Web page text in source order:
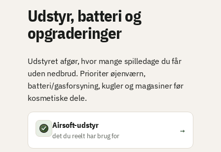
Udstyr, batteri og
opgraderinger
Udstyret afgør, hvor mange spilledage du får
uden nedbrud. Prioriter øjenværn,
batteri/gasforsyning, kugler og magasiner før
kosmetiske dele.
Airsoft-udstyr
det du reelt har brug for
→